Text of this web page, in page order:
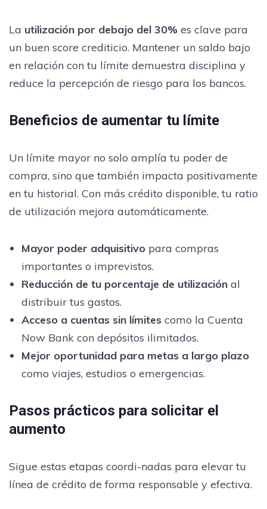
La utilización por debajo del 30% es clave para
un buen score crediticio. Mantener un saldo bajo
en relación con tu límite demuestra disciplina y
reduce la percepción de riesgo para los bancos.
Beneficios de aumentar tu límite
Un límite mayor no solo amplía tu poder de
compra, sino que también impacta positivamente
en tu historial. Con más crédito disponible, tu ratio
de utilización mejora automáticamente.
Mayor poder adquisitivopara compras
importantes o imprevistos.
Reducción de tu porcentaje de utilizaciónal
distribuir tus gastos.
Acceso a cuentas sin límitescomo la Cuenta
Now Bank con depósitos ilimitados.
Mejor oportunidad para metas a largo plazo
como viajes, estudios o emergencias.
Pasos prácticos para solicitar el
aumento
Sigue estas etapas coordi-nadas para elevar tu
línea de crédito de forma responsable y efectiva.